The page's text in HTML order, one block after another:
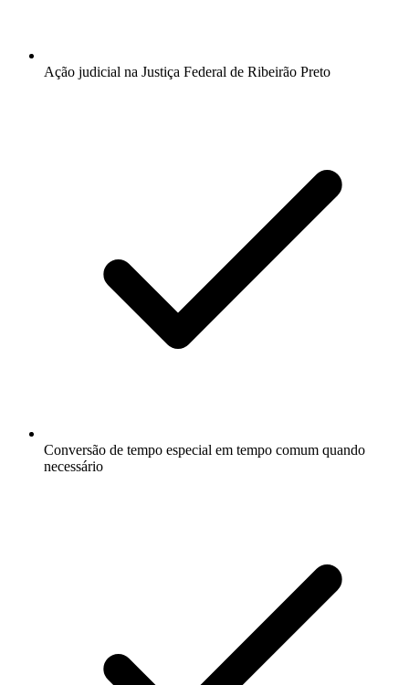
Ação judicial na Justiça Federal de Ribeirão Preto
Conversão de tempo especial em tempo comum quando
necessário